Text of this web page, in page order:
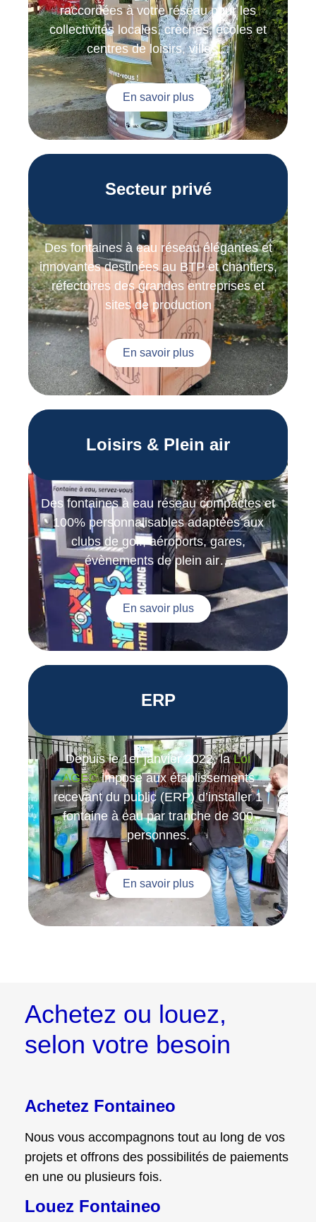
raccordées à votre réseau pour les
collectivités locales, crèches, écoles et
centres de loisirs, villes…
En savoir plus
Secteur privé
Des fontaines à eau réseau élégantes et
innovantes destinées au BTP et chantiers,
réfectoires des grandes entreprises et
sites de production
En savoir plus
Loisirs & Plein air
Des fontaines à eau réseau compactes et
100% personnalisables adaptées aux
clubs de golf, aéroports, gares,
évènements de plein air…
En savoir plus
ERP
Depuis le 1er janvier 2022, laLoi
AGECimpose aux établissements
recevant du public (ERP) d’installer 1
fontaine à eau par tranche de 300
personnes.
En savoir plus
Achetez ou louez,
selon votre besoin
Achetez Fontaineo
Nous vous accompagnons tout au long de vos
projets et offrons des possibilités de paiements
en une ou plusieurs fois.
Louez Fontaineo